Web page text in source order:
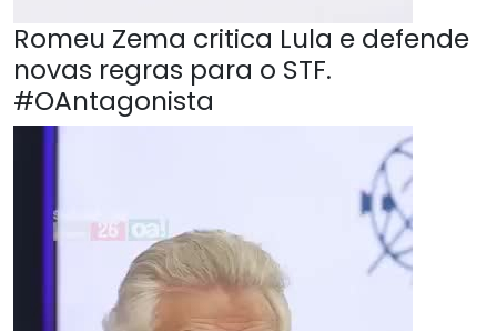
Romeu Zema critica Lula e defende
novas regras para o STF.
#OAntagonista